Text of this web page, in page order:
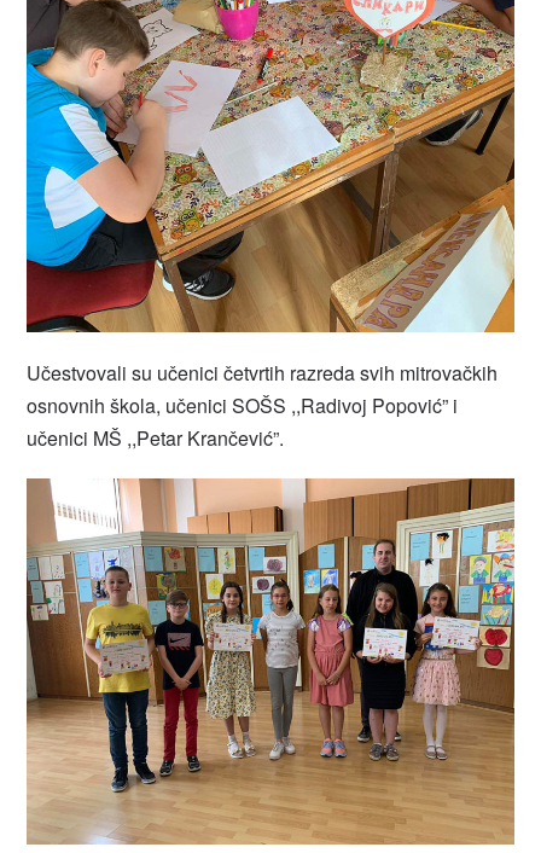
Učestvovali su učenici četvrtih razreda svih mitrovačkih
osnovnih škola, učenici SOŠS ,,Radivoj Popović” i
učenici MŠ ,,Petar Krančević”.